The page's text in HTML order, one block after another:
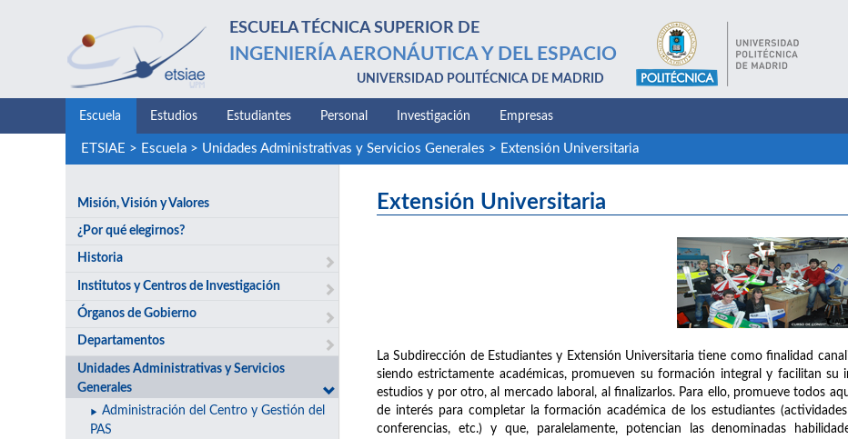
ESCUELA TÉCNICA SUPERIOR DE
INGENIERÍA AERONÁUTICA Y DEL ESPACIO
UNIVERSIDAD POLITÉCNICA DE MADRID
Escuela Estudios Estudiantes Personal Investigación Empresas
ETSIAE > Escuela> Unidades Administrativas y Servicios Generales > Extensión Universitaria
Misión, Visión y Valores
¿Por qué elegirnos?
Historia
Institutos y Centros de Investigación
Órganos de Gobierno
Departamentos
Unidades Administrativas y Servicios
Generales
Administración del Centro y Gestión del
PAS
Extensión Universitaria
La Subdirección de Estudiantes y Extensión Universitaria tiene como finalidad
siendo estrictamente académicas, promueven su formación integral y facilitan
estudios y por otro, al mercado laboral, al finalizarlos. Para ello, promueve todos
de interés para completar la formación académica de los estudiantes
conferencias, etc.) y que, paralelamente, potencian las denominadas